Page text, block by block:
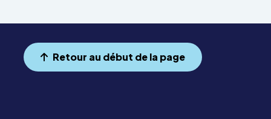
Retour au début de la page